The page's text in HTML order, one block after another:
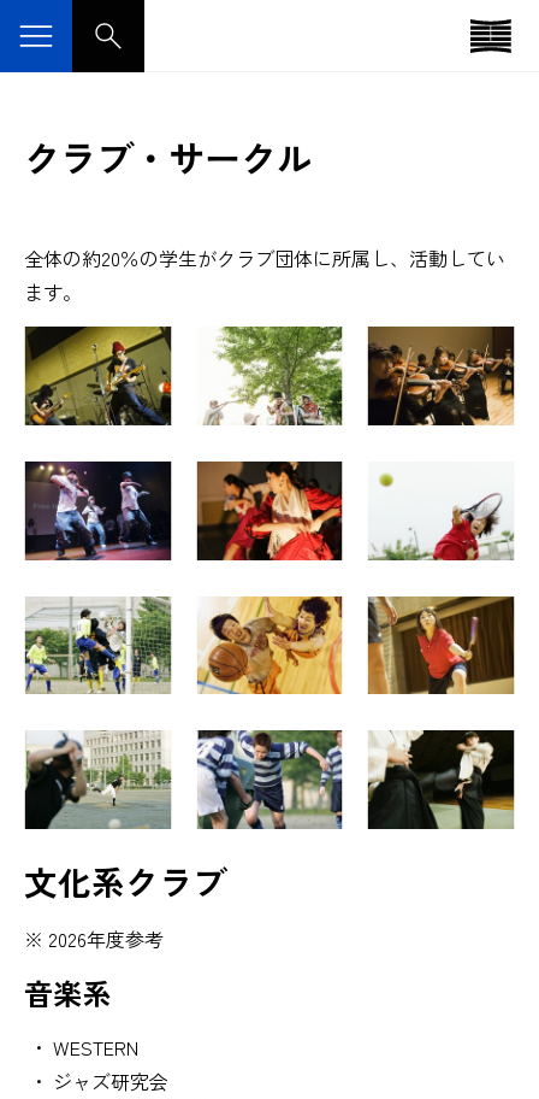
クラブ・サークル
全体の約20％の学生がクラブ団体に所属し、活動してい
ます。
文化系クラブ
2026年度参考
音楽系
WESTERN
ジャズ研究会